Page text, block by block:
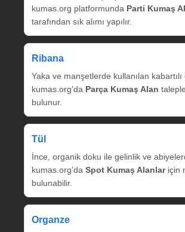
kumas.org platformunda Parti Kumaş
tarafından sık alımı yapılır.
Ribana
Yaka ve manşetlerde kullanılan kabartılı
kumas.org’da Parça Kumaş Alan
bulunur.
Tül
İnce, organik doku ile gelinlik ve
kumas.org’da Spot Kumaş Alanlariçin
bulunabilir.
Organze